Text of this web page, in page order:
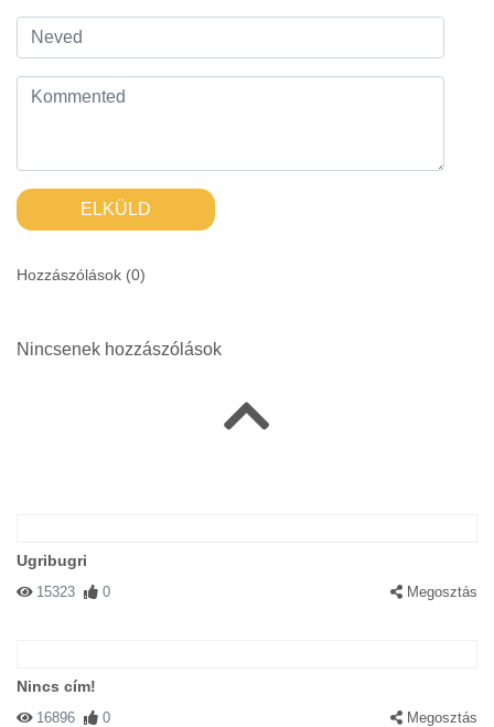
ELKÜLD
Hozzászólások (0)
Nincsenek hozzászólások
Ugribugri
15323 0 Megosztás
Nincs cím!
16896 0 Megosztás